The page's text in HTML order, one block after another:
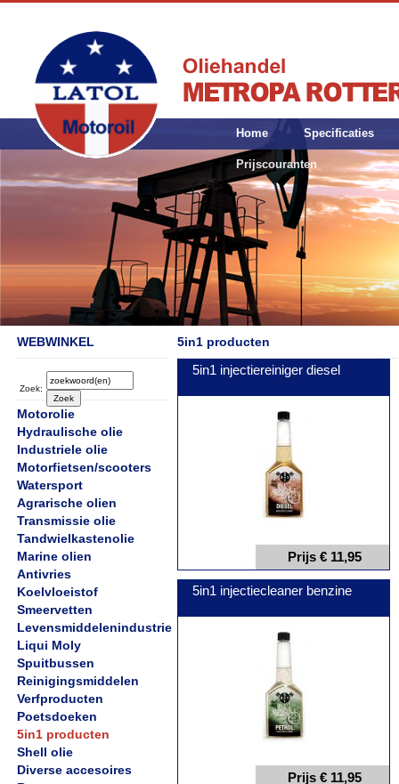
Home Specificaties
Prijscouranten
WEBWINKEL
Zoek:
Motorolie
Hydraulische olie
Industriele olie
Motorfietsen/scooters
Watersport
Agrarische olien
Transmissie olie
Tandwielkastenolie
Marine olien
Antivries
Koelvloeistof
Smeervetten
Levensmiddelenindustrie
Liqui Moly
Spuitbussen
Reinigingsmiddelen
Verfproducten
Poetsdoeken
5in1 producten
Shell olie
Diverse accesoires
5in1 producten
5in1 injectiereiniger diesel
Prijs € 11,95
5in1 injectiecleaner benzine
Prijs € 11,95